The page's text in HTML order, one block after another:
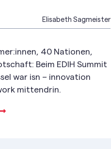
Elisabeth Sagmeister
40 Nationen,
Beim EDIH Summit
war isn – innovation
mittendrin.